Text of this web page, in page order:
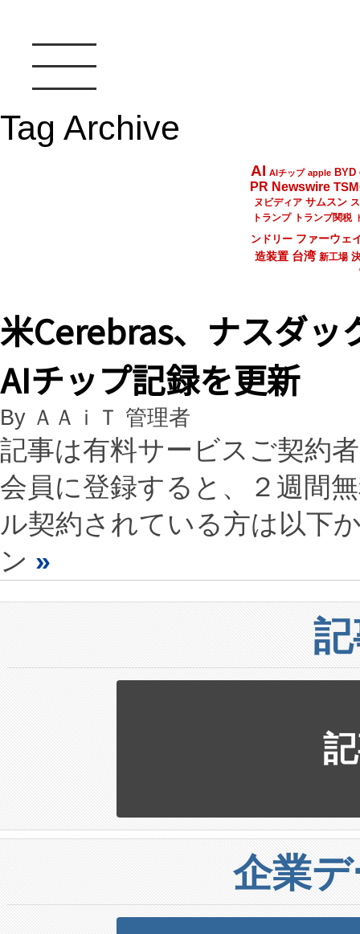
Tag Archive
AI AIチップ apple BYD
PR Newswire
ヌビディア サムスン
トランプ
トランプ関税
ンドリー ファーウェ
造装置 台湾 新工場
米Cerebras、ナスダッ
AIチップ記録を更新
By ＡＡｉＴ 管理者
記事は有料サービスご契約
会員に登録すると、２週間
ル契約されている方は以下
ン »
企業